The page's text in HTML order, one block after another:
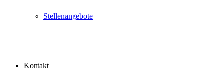
Stellenangebote
Kontakt